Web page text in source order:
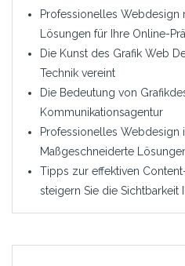
Professionelles Webdesign
Lösungen für Ihre Online-
Die Kunst des Grafik Web
Technik vereint
Die Bedeutung von
Kommunikationsagentur
Professionelles Webdesign
Maßgeschneiderte
Tipps zur effektiven
steigern Sie die Sichtbarkeit